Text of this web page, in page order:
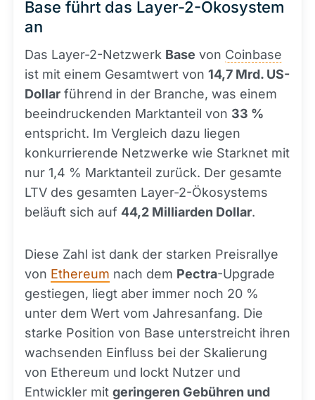
Base führt das Layer-2-Ökosystem
an
Das Layer-2-Netzwerk Base von Coinbase
ist mit einem Gesamtwert von 14,7 Mrd. US-
Dollar führend in der Branche, was einem
beeindruckenden Marktanteil von 33 %
entspricht. Im Vergleich dazu liegen
konkurrierende Netzwerke wie Starknet mit
nur 1,4 % Marktanteil zurück. Der gesamte
LTV des gesamten Layer-2-Ökosystems
beläuft sich auf 44,2 Milliarden Dollar.
Diese Zahl ist dank der starken Preisrallye
von Ethereum nach dem Pectra-Upgrade
gestiegen, liegt aber immer noch 20 %
unter dem Wert vom Jahresanfang. Die
starke Position von Base unterstreicht ihren
wachsenden Einfluss bei der Skalierung
von Ethereum und lockt Nutzer und
Entwickler mit geringeren Gebühren und